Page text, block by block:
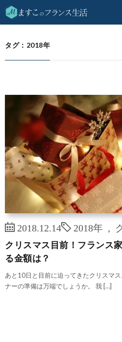
HOME 2018年
タグ：2018年
2018.12.14 2018年
クリスマス目前！フランス
る金額は？
あと10日と目前に迫ってきたクリスマ
ナーの準備は万端でしょうか。 我 […]